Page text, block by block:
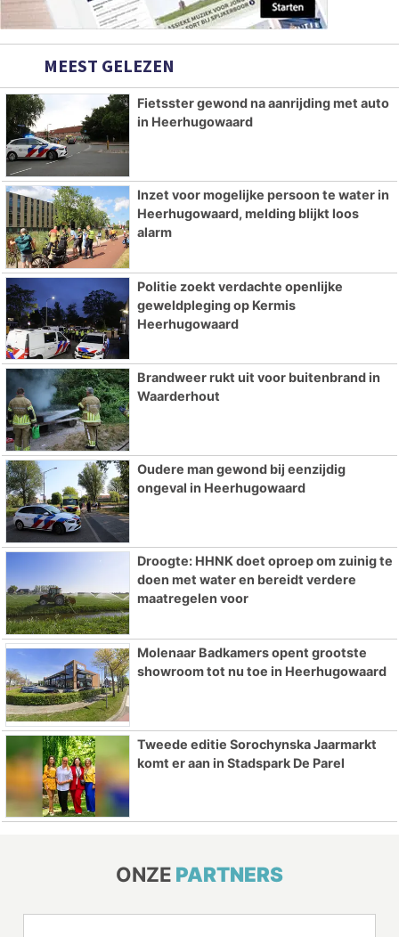
MEEST GELEZEN
Fietsster gewond na aanrijding met auto
in Heerhugowaard
Inzet voor mogelijke persoon te water in
Heerhugowaard, melding blijkt loos
alarm
Politie zoekt verdachte openlijke
geweldpleging op Kermis
Heerhugowaard
Brandweer rukt uit voor buitenbrand in
Waarderhout
Oudere man gewond bij eenzijdig
ongeval in Heerhugowaard
Droogte: HHNK doet oproep om zuinig te
doen met water en bereidt verdere
maatregelen voor
Molenaar Badkamers opent grootste
showroom tot nu toe in Heerhugowaard
Tweede editie Sorochynska Jaarmarkt
komt er aan in Stadspark De Parel
ONZE PARTNERS